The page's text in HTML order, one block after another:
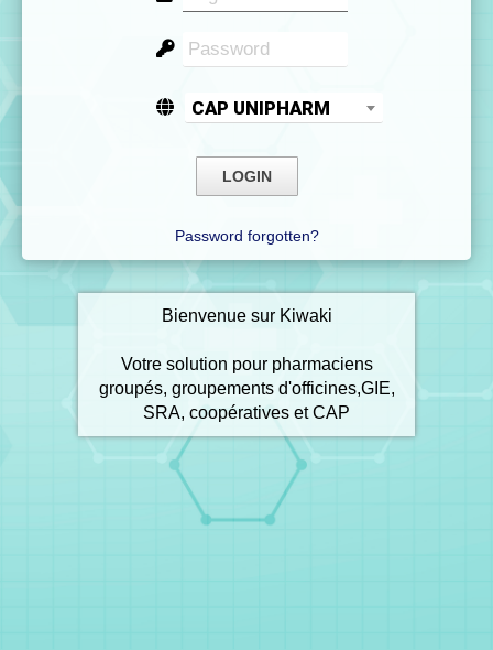
CAP UNIPHARM
Password forgotten?
Bienvenue sur Kiwaki
Votre solution pour pharmaciens
groupés, groupements d'officines,GIE,
SRA, coopératives et CAP